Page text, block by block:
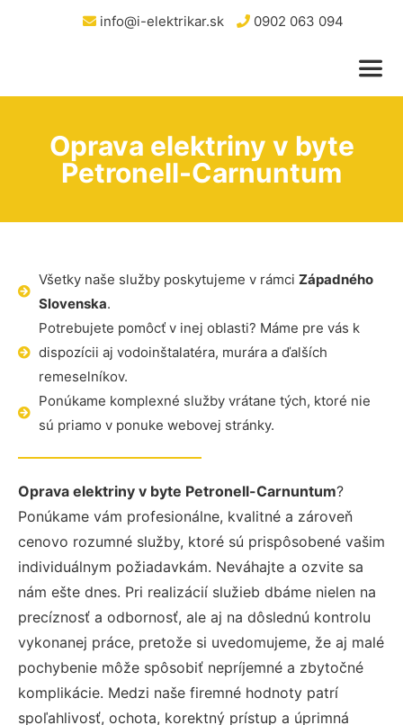
info@i-elektrikar.sk 0902 063 094
Oprava elektriny v byte
Petronell-Carnuntum
Všetky naše služby poskytujeme v rámci Západného
Slovenska.
Potrebujete pomôcť v inej oblasti? Máme pre vás k
dispozícii aj vodoinštalatéra, murára a ďalších
remeselníkov.
Ponúkame komplexné služby vrátane tých, ktoré nie
sú priamo v ponuke webovej stránky.
Oprava elektriny v byte Petronell-Carnuntum?
Ponúkame vám profesionálne, kvalitné a zároveň
cenovo rozumné služby, ktoré sú prispôsobené vašim
individuálnym požiadavkám. Neváhajte a ozvite sa
nám ešte dnes. Pri realizácií služieb dbáme nielen na
precíznosť a odbornosť, ale aj na dôslednú kontrolu
vykonanej práce, pretože si uvedomujeme, že aj malé
pochybenie môže spôsobiť nepríjemné a zbytočné
komplikácie. Medzi naše firemné hodnoty patrí
spoľahlivosť, ochota, korektný prístup a úprimná